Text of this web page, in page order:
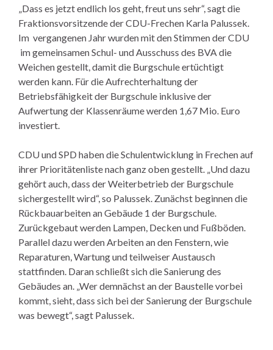
„Dass es jetzt endlich los geht, freut uns sehr“, sagt die
Fraktionsvorsitzende der CDU-Frechen Karla Palussek.
Im vergangenen Jahr wurden mit den Stimmen der CDU
im gemeinsamen Schul- und Ausschuss des BVA die
Weichen gestellt, damit die Burgschule ertüchtigt
werden kann. Für die Aufrechterhaltung der
Betriebsfähigkeit der Burgschule inklusive der
Aufwertung der Klassenräume werden 1,67 Mio. Euro
investiert.
CDU und SPD haben die Schulentwicklung in Frechen auf
ihrer Prioritätenliste nach ganz oben gestellt. „Und dazu
gehört auch, dass der Weiterbetrieb der Burgschule
sichergestellt wird“, so Palussek. Zunächst beginnen die
Rückbauarbeiten an Gebäude 1 der Burgschule.
Zurückgebaut werden Lampen, Decken und Fußböden.
Parallel dazu werden Arbeiten an den Fenstern, wie
Reparaturen, Wartung und teilweiser Austausch
stattfinden. Daran schließt sich die Sanierung des
Gebäudes an. „Wer demnächst an der Baustelle vorbei
kommt, sieht, dass sich bei der Sanierung der Burgschule
was bewegt“, sagt Palussek.